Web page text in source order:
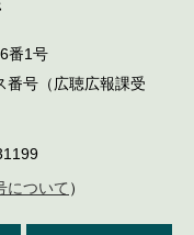
番1号
号（広聴広報課受
について ）